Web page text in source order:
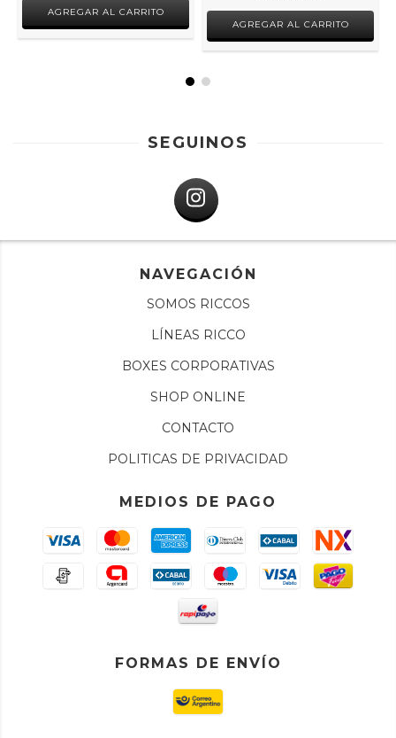
SEGUINOS
NAVEGACIÓN
SOMOS RICCOS
LÍNEAS RICCO
BOXES CORPORATIVAS
SHOP ONLINE
CONTACTO
POLITICAS DE PRIVACIDAD
MEDIOS DE PAGO
FORMAS DE ENVÍO